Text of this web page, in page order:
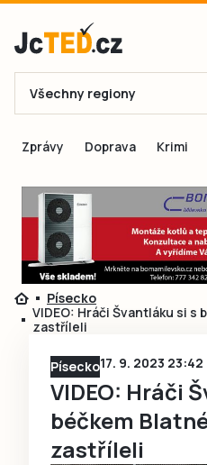
E-mail
Všechny regiony
Zprávy Doprava Krimi
Písecko
VIDEO: Hráči Švantláku si s
zastříleli
Písecko17. 9. 2023 23:42
VIDEO: Hráči
béčkem
zastříleli